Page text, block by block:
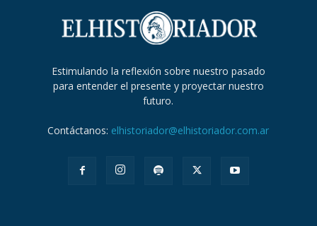
Estimulando la reflexión sobre nuestro pasado
para entender el presente y proyectar nuestro
futuro.
Contáctanos: elhistoriador@elhistoriador.com.ar